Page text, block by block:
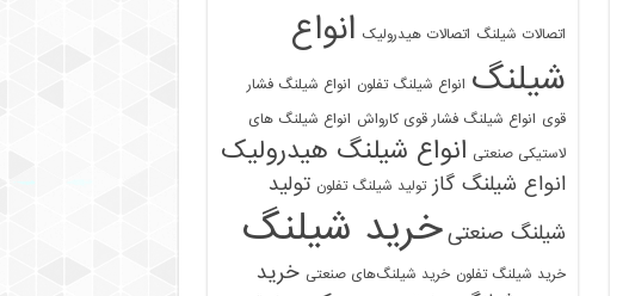
اتصالات شیلنگ اتصالات هیدرولیک انواع
شیلنگ انواع شیلنگ تفلون انواع شیلنگ فشار
قوی انواع شیلنگ فشار قوی کارواش انواع شیلنگ های
لاستیکی صنعتی انواع شیلنگ هیدرولیک
انواع شیلنگ گاز تولید شیلنگ تفلون تولید
شیلنگ صنعتی خرید شیلنگ
خرید شیلنگ تفلون خرید شیلنگ‌های صنعتی خرید